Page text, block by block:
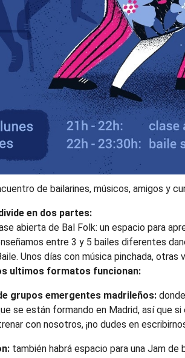
de bailarines, músicos, amigos y
en dos partes:
abierta de Bal Folk: un espacio para
entre 3 y 5 bailes diferentes
Unos días con música pinchada,
ultimos formatos funcionan:
grupos emergentes madrileños:
se están formando en Madrid, así que
con nosotros, ¡no dudes en
también habrá espacio para una Jam